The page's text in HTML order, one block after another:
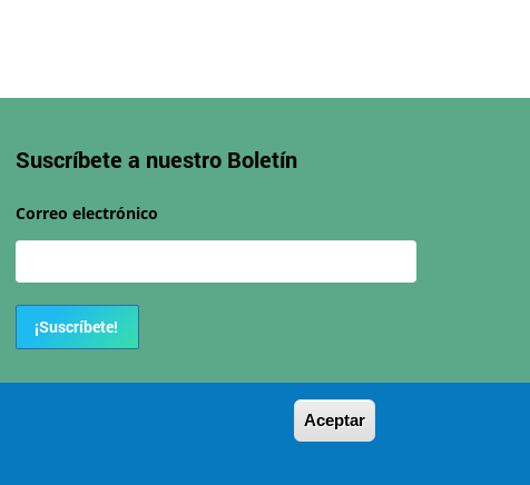
Suscríbete a nuestro Boletín
Correo electrónico
¡Suscríbete!
Aceptar